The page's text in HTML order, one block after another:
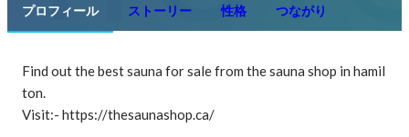
プロフィール ストーリー 性格 つながり
Find out the best sauna for sale from the sauna shop in hamil
ton.
Visit:- https://thesaunashop.ca/